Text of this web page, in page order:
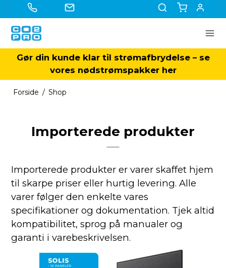
Gør din kunde klar til strømafbrydelse – se
vores nødstrømspakker her
Forside / Shop
Importerede produkter
Importerede produkter er varer skaffet hjem
til skarpe priser eller hurtig levering. Alle
varer følger den enkelte vares
specifikationer og dokumentation. Tjek altid
kompatibilitet, sprog på manualer og
garanti i varebeskrivelsen.